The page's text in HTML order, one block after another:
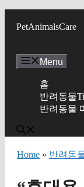
PetAnimalsCare
Menu
홈
반려동물
반려동물
Home » 반려동